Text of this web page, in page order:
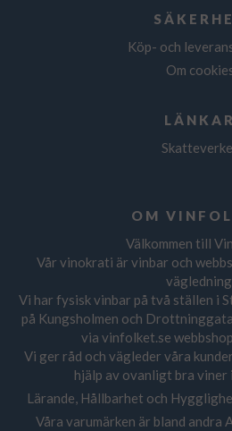
Köp- och
Om
LÄNKAR
OM
Välkommen till
Vår vinokrati är vinbar och
Vi har fysisk vinbar på två ställen i
på Kungsholmen och
via vinfolket.se
Vi ger råd och vägleder våra
hjälp av ovanligt bra viner
Lärande, Hållbarhet och
Våra varumärken är bland andra